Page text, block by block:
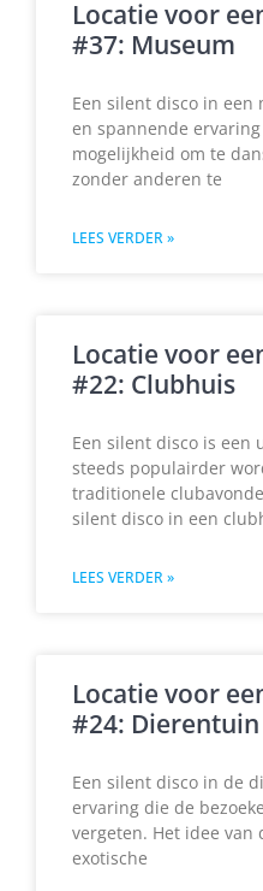
Locatie voor
#37: Museum
Een silent disco in een
en spannende
mogelijkheid om te
zonder anderen te
LEES VERDER »
Locatie voor
#22: Clubhuis
Een silent disco is een
steeds populairder
traditionele
silent disco in een
LEES VERDER »
Locatie voor
#24: Dierentuin
Een silent disco in de
ervaring die de
vergeten. Het idee van
exotische